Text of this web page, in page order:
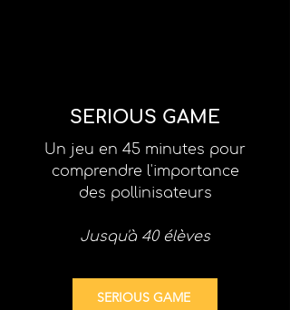
SERIOUS GAME
Un jeu en 45 minutes pour
comprendre l'importance
des pollinisateurs
Jusqu'à 40 élèves
SERIOUS GAME